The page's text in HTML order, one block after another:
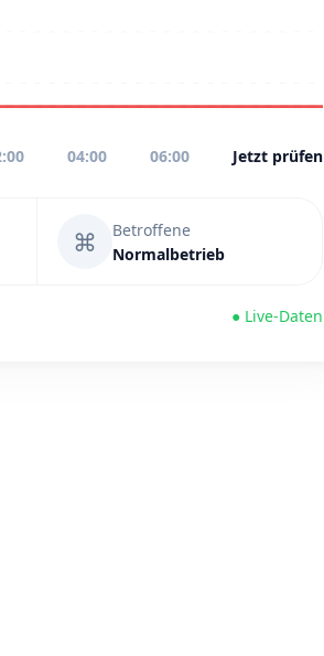
04:00 06:00 Jetzt prüfen
⌘
Betroffene
Normalbetrieb
● Live-Daten